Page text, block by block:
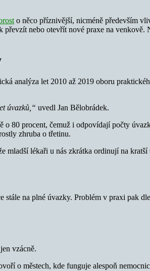
o něco příznivější, nicméně především
nebo otevřít nové praxe na
analýza let 2010 až 2019 oboru
úvazků,“ uvedl Jan Bělobrádek.
80 procent, čemuž i odpovídají počty
zhruba o třetinu.
mladší lékaři u nás zkrátka ordinují na kratší
na plné úvazky. Problém v praxi pak
vzácně.
o městech, kde funguje alespoň